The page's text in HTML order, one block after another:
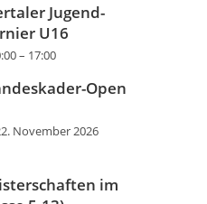
Jugend-
U16
– 17:00
Open
November 2026
im